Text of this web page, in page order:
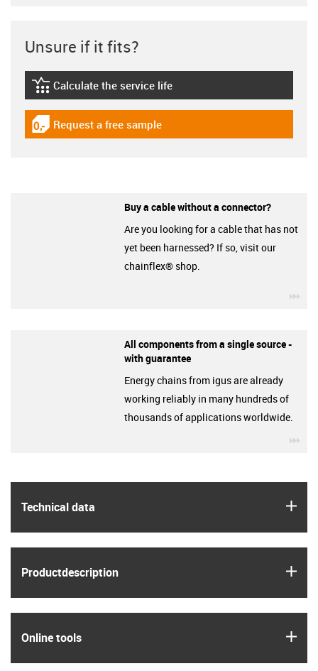
Technical data
Product­description
Online tools
Unsure if it fits?
igus-icon-lebensdauerrechner
Calculate the service life
igus-icon-gratismuster
Request a free sample
Buy a cable without a connector?
Are you looking for a cable that has not
yet been harnessed? If so, visit our
chainflex® shop.
All components from a single source -
with guarantee
Energy chains from igus are already
working reliably in many hundreds of
thousands of applications worldwide.